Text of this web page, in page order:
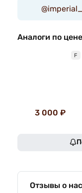
Аналоги по
F
3 000 ₽
Отзывы о нас